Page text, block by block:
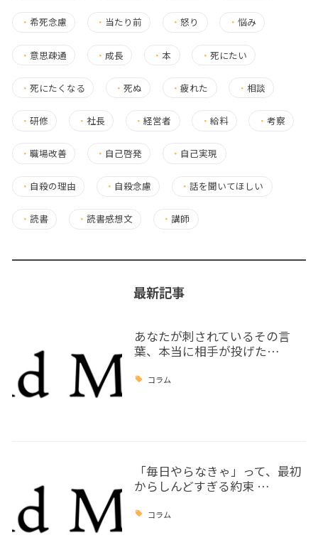
・ 希死念慮 ・ 当たり前 ・怒り ・ 悩み
・ 意思疎通 ・ 成長 ・本 ・ 死にたい
・ 死にたくなる ・死ぬ ・疲れた ・ 相談
・ 研修 ・社長 ・経営者 ・ 給料 ・ 考察
・ 職場改善 ・ 自己啓発 ・ 自己実現
・ 自殺の理由 ・ 自殺念慮 ・話を聞いてほしい
・ 読書 ・読書感想文 ・ 講師
最新記事
あなたが刺されているその言
葉、本当に相手が投げた…
コラム
「毎日やらなきゃ」って、最初
からしんどすぎる約束 …
コラム